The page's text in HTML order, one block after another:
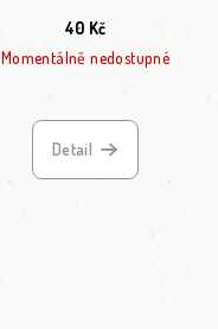
40 Kč
Momentálně nedostupné
Detail